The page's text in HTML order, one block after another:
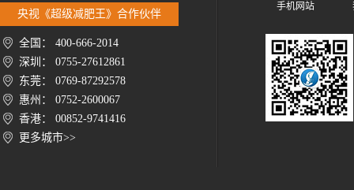
央视《超级减肥王》合作伙伴
全国： 400-666-2014
深圳： 0755-27612861
东莞： 0769-87292578
惠州： 0752-2600067
香港： 00852-9741416
更多城市>>
手机网站